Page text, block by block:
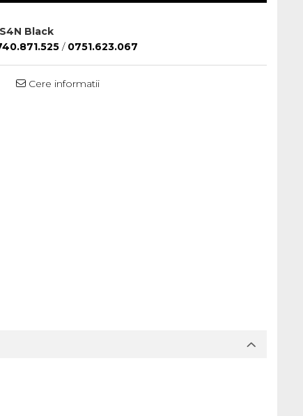
Black
/ 0751.623.067
Cere informatii